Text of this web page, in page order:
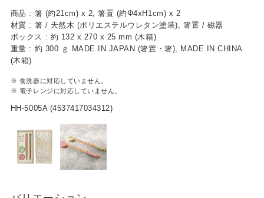
アクセサリー雑貨
携帯・スマホアクセサリー
フラワーギフト
アウトドア
アウトレット
商品 : 箸 (約21cm) x 2, 箸置 (約Φ4xH1cm) x 2
材質 : 箸 / 天然木 (ポリエステルウレタン塗装), 箸置 / 磁器
ボックス : 約 132 x 270 x 25 mm (木箱)
重量 : 約 300 ｇ MADE IN JAPAN (箸置・箸), MADE IN CHINA
(木箱)
※ 食洗器に対応していません。
※ 電子レンジに対応していません。
HH-5005A (4537417034312)